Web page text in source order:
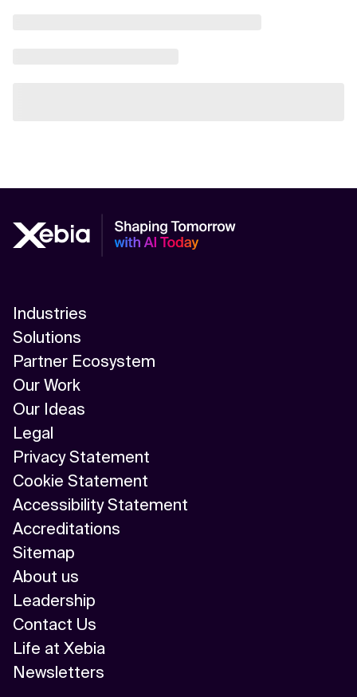
Industries
Solutions
Partner Ecosystem
Our Work
Our Ideas
Legal
Privacy Statement
Cookie Statement
Accessibility Statement
Accreditations
Sitemap
About us
Leadership
Contact Us
Life at Xebia
Newsletters